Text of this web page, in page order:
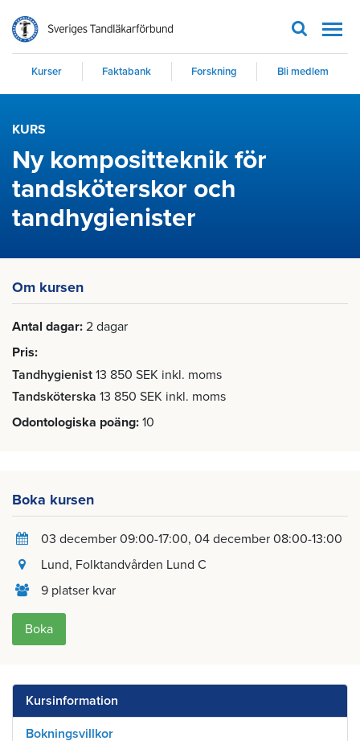
Kurser Faktabank Forskning Bli medlem
KURS
Ny kompositteknik för
tandsköterskor och
tandhygienister
Om kursen
Antal dagar 2 dagar
Pris
Tandhygienist 13 850 SEK inkl. moms
Tandsköterska 13 850 SEK inkl. moms
Odontologiska poäng 10
Boka kursen
03 december 09:00-17:00 04 december 08:00-13:00
Lund, Folktandvården Lund C
9 platser kvar
Boka
Kursinformation
Bokningsvillkor